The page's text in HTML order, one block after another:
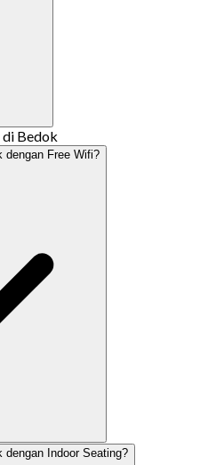
di Bedok
dengan Free Wifi?
dengan Indoor Seating?